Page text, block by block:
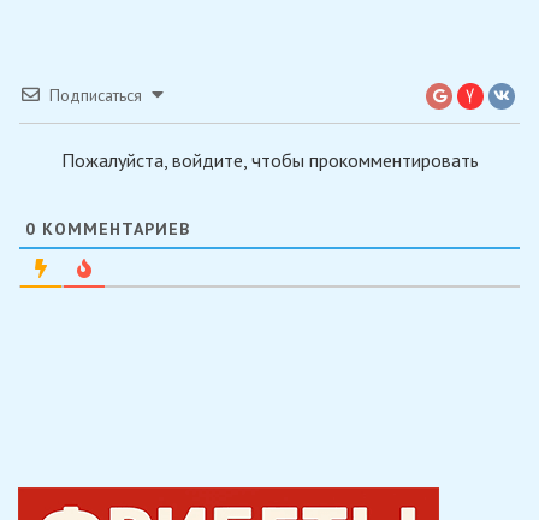
Подписаться
Пожалуйста, войдите, чтобы прокомментировать
0 КОММЕНТАРИЕВ